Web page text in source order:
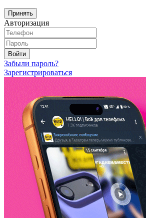
Принять
Авторизация
Войти
Забыли пароль?
Зарегистрироваться